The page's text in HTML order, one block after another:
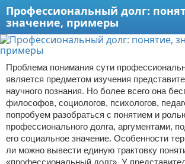
Профессиональный долг:
значение, примеры
Проблема понимания сути
является предметом изучения
научного познания. Но более всего она
философов, социологов, психологов,
попробуем разобраться с понятием и
профессионального долга, аргументами,
его социальное значение. Особенности
ли можно вывести единую трактовку
«профессиональный долг». У